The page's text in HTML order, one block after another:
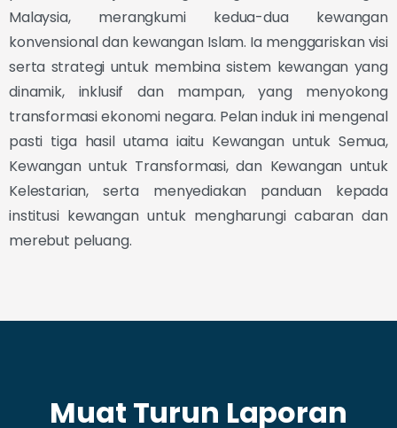
Malaysia, merangkumi kedua-dua kewangan
konvensional dan kewangan Islam. Ia menggariskan visi
serta strategi untuk membina sistem kewangan yang
dinamik, inklusif dan mampan, yang menyokong
transformasi ekonomi negara. Pelan induk ini mengenal
pasti tiga hasil utama iaitu Kewangan untuk Semua,
Kewangan untuk Transformasi, dan Kewangan untuk
Kelestarian, serta menyediakan panduan kepada
institusi kewangan untuk mengharungi cabaran dan
merebut peluang.
Muat Turun Laporan